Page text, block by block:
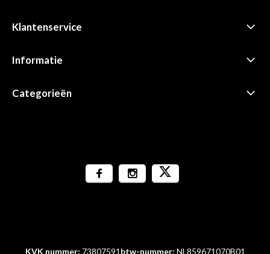
Klantenservice
Informatie
Categorieën
KVK nummer: 73807591 btw-nummer: NL859671070B01